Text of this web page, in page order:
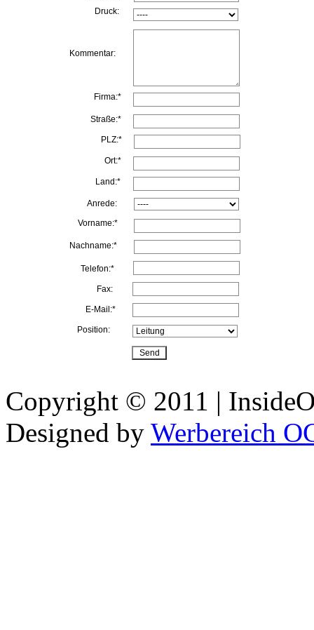
Druck:
Kommentar:
Firma:*
Straße:*
PLZ:*
Ort:*
Land:*
Vorname:*
Anrede:
Telefon:*
E-Mail:*
Fax:
Position:
Nachname:*
Copyright © 2011 |
Designed by Werbereich